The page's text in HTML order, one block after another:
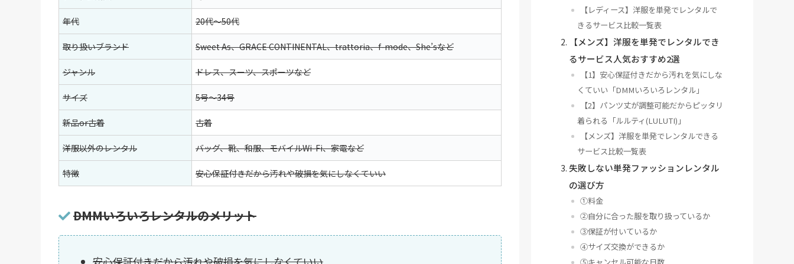
年代 20代〜50代
取り扱いブランド Sweet As、GRACE CONTINENTAL、trattoria、f-mode、She’sなど
ジャンル ドレス、スーツ、スポーツなど
サイズ 5号〜34号
新品or古着 古着
洋服以外のレンタル バッグ、靴、和服、モバイルWi-Fi、家電など
特徴 安心保証付きだから汚れや破損を気にしなくていい
DMMいろいろレンタルのメリット
【レディース】洋服を単発でレンタルで
きるサービス比較一覧表
【メンズ】洋服を単発でレンタルでき
るサービス人気おすすめ2選
【1】安心保証付きだから汚れを気にしな
くていい「DMMいろいろレンタル」
【2】パンツ丈が調整可能だからピッタリ
着られる「ルルティ(LULUTI)」
【メンズ】洋服を単発でレンタルできる
サービス比較一覧表
失敗しない単発ファッションレンタル
の選び方
①料金
②自分に合った服を取り扱っているか
③保証が付いているか
④サイズ交換ができるか
⑤キャンセル可能な日数